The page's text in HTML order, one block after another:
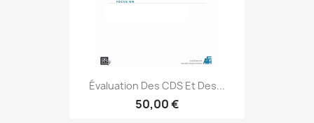
Évaluation Des CDS Et Des...
50,00 €